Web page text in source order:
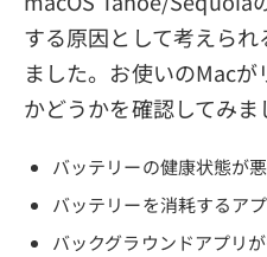
する原因として考えら
ました。お使いのMac
かどうかを確認してみま
バッテリーの健康状態が
バッテリーを消耗するア
バックグラウンドアプリ